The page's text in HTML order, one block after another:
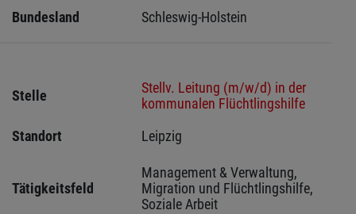
Bundesland Schleswig-Holstein
Stelle
Stellv. Leitung (m/w/d) in der
kommunalen Flüchtlingshilfe
Standort
Leipzig
Tätigkeitsfeld
Management & Verwaltung,
Migration und Flüchtlingshilfe,
Soziale Arbeit